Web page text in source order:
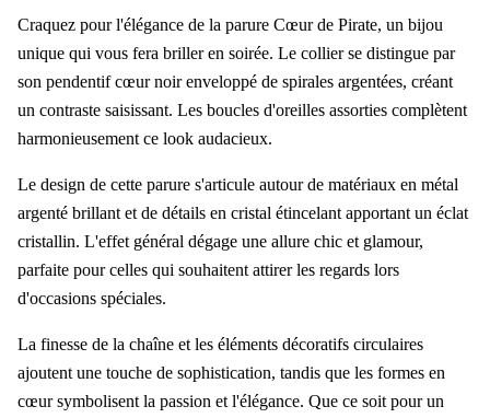
Craquez pour l'élégance de la parure Cœur de Pirate, un bijou
unique qui vous fera briller en soirée. Le collier se distingue par
son pendentif cœur noir enveloppé de spirales argentées, créant
un contraste saisissant. Les boucles d'oreilles assorties complètent
harmonieusement ce look audacieux.
Le design de cette parure s'articule autour de matériaux en métal
argenté brillant et de détails en cristal étincelant apportant un éclat
cristallin. L'effet général dégage une allure chic et glamour,
parfaite pour celles qui souhaitent attirer les regards lors
d'occasions spéciales.
La finesse de la chaîne et les éléments décoratifs circulaires
ajoutent une touche de sophistication, tandis que les formes en
cœur symbolisent la passion et l'élégance. Que ce soit pour un